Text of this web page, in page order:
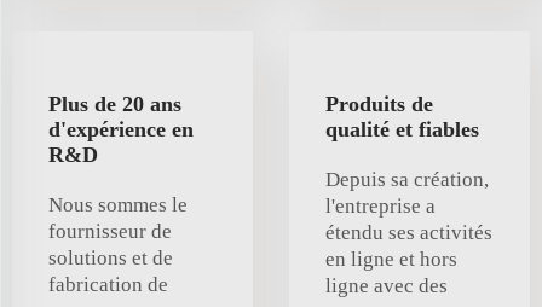
Plus de 20 ans
d'expérience en
R&D
Nous sommes le
fournisseur de
solutions et de
fabrication de
Produits de
qualité et fiables
Depuis sa création,
l'entreprise a
étendu ses activités
en ligne et hors
ligne avec des